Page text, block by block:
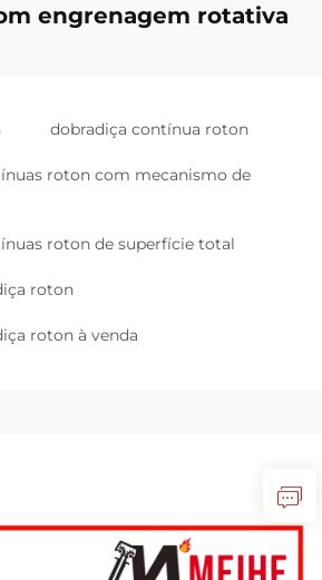
engrenagem rotativa
dobradiça contínua roton
roton com mecanismo de
roton de superfície total
roton
roton à venda